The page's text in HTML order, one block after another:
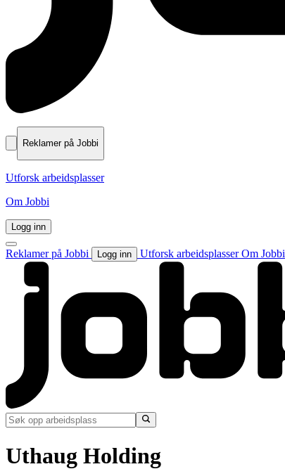
Reklamer på Jobbi
Utforsk arbeidsplasser
Om Jobbi
Logg inn
Reklamer på Jobbi Logg inn Utforsk arbeidsplasserOm Jobbi
Uthaug Holding